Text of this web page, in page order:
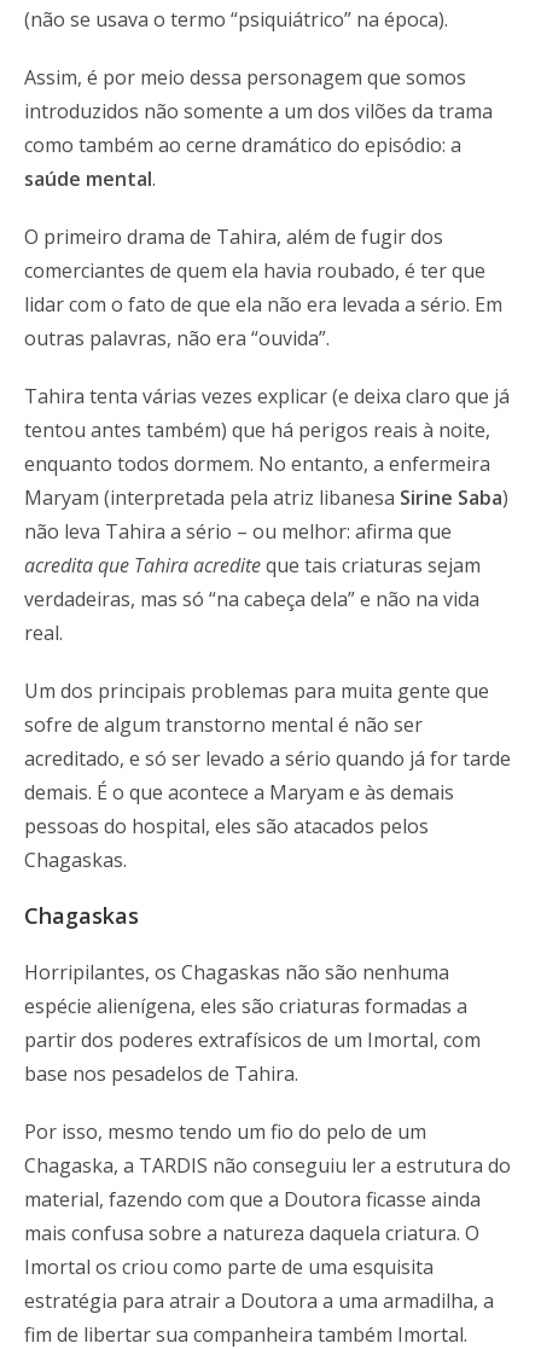
(não se usava o termo “psiquiátrico” na época).
Assim, é por meio dessa personagem que somos
introduzidos não somente a um dos vilões da trama
como também ao cerne dramático do episódio: a
saúde mental.
O primeiro drama de Tahira, além de fugir dos
comerciantes de quem ela havia roubado, é ter que
lidar com o fato de que ela não era levada a sério. Em
outras palavras, não era “ouvida”.
Tahira tenta várias vezes explicar (e deixa claro que já
tentou antes também) que há perigos reais à noite,
enquanto todos dormem. No entanto, a enfermeira
Maryam (interpretada pela atriz libanesa Sirine Saba)
não leva Tahira a sério – ou melhor: afirma que
acredita que Tahira acrediteque tais criaturas sejam
verdadeiras, mas só “na cabeça dela” e não na vida
real.
Um dos principais problemas para muita gente que
sofre de algum transtorno mental é não ser
acreditado, e só ser levado a sério quando já for tarde
demais. É o que acontece a Maryam e às demais
pessoas do hospital, eles são atacados pelos
Chagaskas.
Chagaskas
Horripilantes, os Chagaskas não são nenhuma
espécie alienígena, eles são criaturas formadas a
partir dos poderes extrafísicos de um Imortal, com
base nos pesadelos de Tahira.
Por isso, mesmo tendo um fio do pelo de um
Chagaska, a TARDIS não conseguiu ler a estrutura do
material, fazendo com que a Doutora ficasse ainda
mais confusa sobre a natureza daquela criatura. O
Imortal os criou como parte de uma esquisita
estratégia para atrair a Doutora a uma armadilha, a
fim de libertar sua companheira também Imortal.